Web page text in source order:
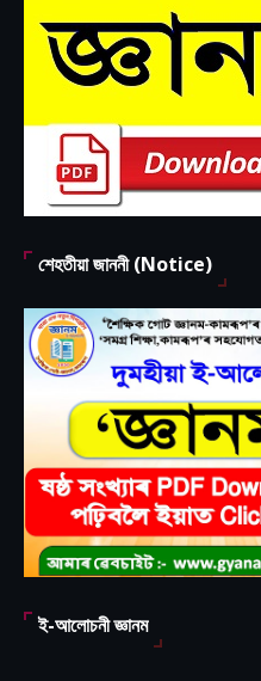
শেহতীয়া জাননী (Notice)
ই-আলোচনী জ্ঞানম